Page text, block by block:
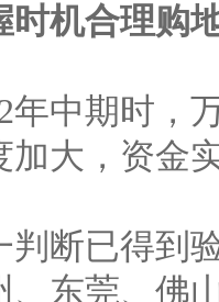
时机合理购
中期时，万
加大，资金
已得到验
、东莞、佛